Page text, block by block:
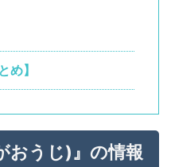
め】
おうじ)』の情報